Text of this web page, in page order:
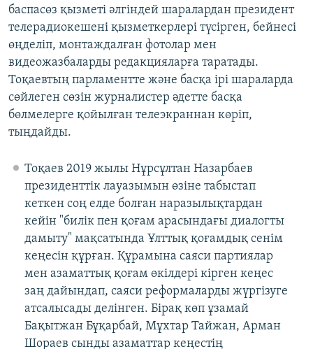
баспасөз қызметі әлгіндей шаралардан президент
телерадиокешені қызметкерлері түсірген, бейнесі
өңделіп, монтаждалған фотолар мен
видеожазбаларды редакцияларға таратады.
Тоқаевтың парламентте және басқа ірі шараларда
сөйлеген сөзін журналистер әдетте басқа
бөлмелерге қойылған телеэкраннан көріп,
тыңдайды.
Тоқаев 2019 жылы Нұрсұлтан Назарбаев
президенттік лауазымын өзіне табыстап
кеткен соң елде болған наразылықтардан
кейін "билік пен қоғам арасындағы диалогты
дамыту" мақсатында Ұлттық қоғамдық сенім
кеңесін құрған. Құрамына саяси партиялар
мен азаматтық қоғам өкілдері кірген кеңес
заң дайындап, саяси реформаларды жүргізуге
атсалысады делінген. Бірақ көп ұзамай
Бақытжан Бұқарбай, Мұхтар Тайжан, Арман
Шораев сынды азаматтар кеңестің